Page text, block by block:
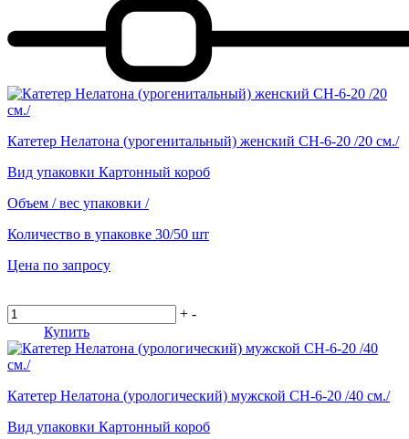
Катетер Нелатона (урогенитальный) женский СН-6-20 /20 см./
Вид упаковки Картонный короб
Объем / вес упаковки /
Количество в упаковке 30/50 шт
Цена по запросу
+ -
Купить
Катетер Нелатона (урологический) мужской СН-6-20 /40 см./
Вид упаковки Картонный короб